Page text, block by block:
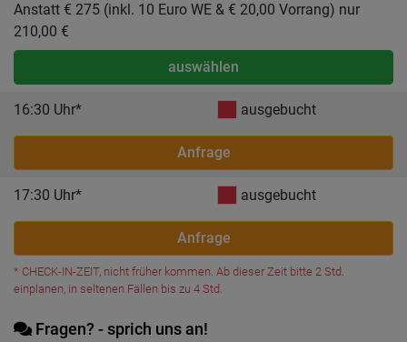
Anstatt € 275 (inkl. 10 Euro WE & € 20,00 Vorrang) nur
210,00 €
auswählen
16:30 Uhr* ausgebucht
Anfrage
17:30 Uhr* ausgebucht
Anfrage
* CHECK-IN-ZEIT, nicht früher kommen. Ab dieser Zeit bitte 2 Std.
einplanen, in seltenen Fällen bis zu 4 Std.
Fragen? - sprich uns an!